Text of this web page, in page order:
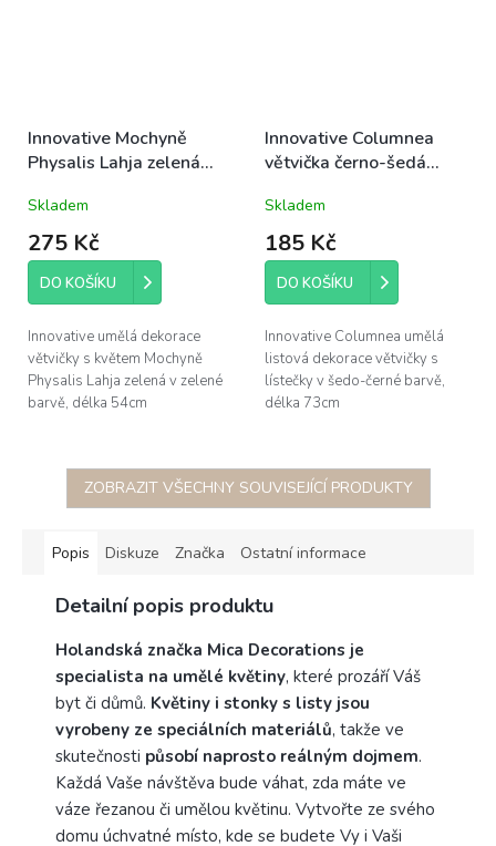
Innovative Mochyně
Physalis Lahja zelená
dekorace
Skladem
275 Kč
DO KOŠÍKU
Innovative umělá dekorace
větvičky s květem Mochyně
Physalis Lahja zelená v zelené
barvě, délka 54cm
Innovative Columnea
větvička černo-šedá
Skladem
185 Kč
DO KOŠÍKU
Innovative Columnea umělá
listová dekorace větvičky s
lístečky v šedo-černé barvě,
délka 73cm
ZOBRAZIT VŠECHNY SOUVISEJÍCÍ PRODUKTY
Popis Diskuze Značka Ostatní informace
Detailní popis produktu
Holandská značka Mica Decorations je
specialista na umělé květiny, které prozáří Váš
byt či důmů. Květiny i stonky s listy jsou
vyrobeny ze speciálních materiálů, takže ve
skutečnosti působí naprosto reálným dojmem.
Každá Vaše návštěva bude váhat, zda máte ve
váze řezanou či umělou květinu. Vytvořte ze svého
domu úchvatné místo, kde se budete Vy i Vaši